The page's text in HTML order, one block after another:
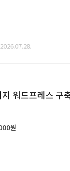
워드프레스 구
원